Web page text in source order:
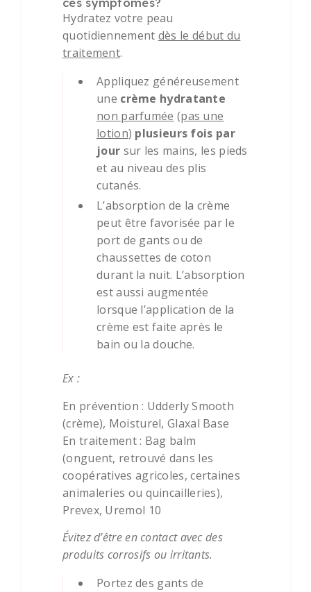
Hydratez votre peau
quotidiennement dès le début du
traitement.
Appliquez généreusement
une crème hydratante
non parfumée (pas une
lotion) plusieurs fois par
jour sur les mains, les pieds
et au niveau des plis
cutanés.
L’absorption de la crème
peut être favorisée par le
port de gants ou de
chaussettes de coton
durant la nuit. L’absorption
estaussiaugmentée
lorsque l’application de la
crème est faite après le
bain ou ladouche.
Ex :
En prévention : Udderly Smooth
(crème), Moisturel, Glaxal Base
En traitement : Bag balm
(onguent, retrouvé dans les
coopératives agricoles, certaines
animaleries ou quincailleries),
Prevex, Uremol 10
Évitez d’être en contact avec des
produits corrosifs ou irritants.
Portez des gants de